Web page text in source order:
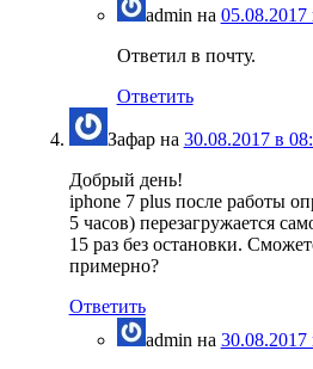
admin на 05.08.2017
Ответил в почту.
Ответить
Зафарна 30.08.2017 в
Добрый день!
iphone 7 plus после работы
5 часов) перезагружается
15 раз без остановки.
примерно?
Ответить
admin на 30.08.2017